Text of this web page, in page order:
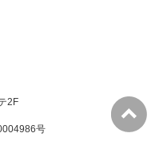
2F
号